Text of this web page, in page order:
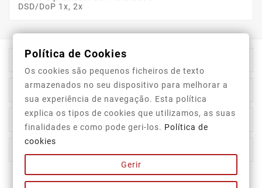
DSD/DoP 1x, 2x
Informação Da Loja
Top Categorias
A Nossa Empresa

Política de Cookies
Os cookies são pequenos ficheiros de texto
armazenados no seu dispositivo para melhorar a
sua experiência de navegação. Esta política
explica os tipos de cookies que utilizamos, as suas
finalidades e como pode geri-los. Política de
cookies
Gerir